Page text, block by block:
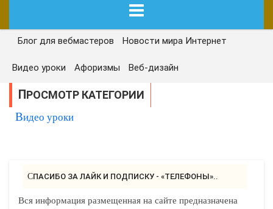
ГЛАВНАЯ
СЕГОДНЯ
ИНТЕРНЕТ И СВЯЗЬ
Блог для вебмастеров Новости мира Интернет
Видео уроки Афоризмы Веб-дизайн
ПРОСМОТР КАТЕГОРИИ
Видео уроки
СПАСИБО ЗА ЛАЙК И ПОДПИСКУ - «ТЕЛЕФОНЫ»..
Вся информация размещенная на сайте предназначена